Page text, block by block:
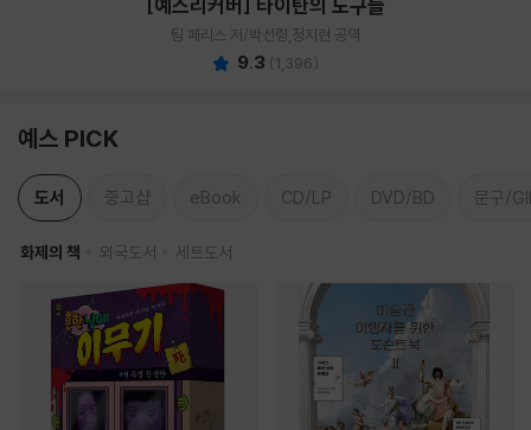
[예스리커버] 타이탄의 도구들
팀 페리스 저/박선령,정지현 공역
9.3 (1,396)
예스 PICK
도서 중고샵 eBook CD/LP DVD/BD 문구/
화제의 책 외국도서 세트도서